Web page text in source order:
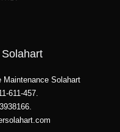
Maintenance Solahart
611-457.